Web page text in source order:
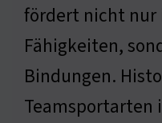
fördert nicht
Fähigkeiten,
Bindungen.
Teamsportarten